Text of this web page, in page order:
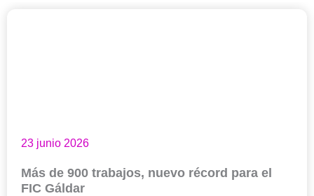
23 junio 2026
Más de 900 trabajos, nuevo récord para el
FIC Gáldar